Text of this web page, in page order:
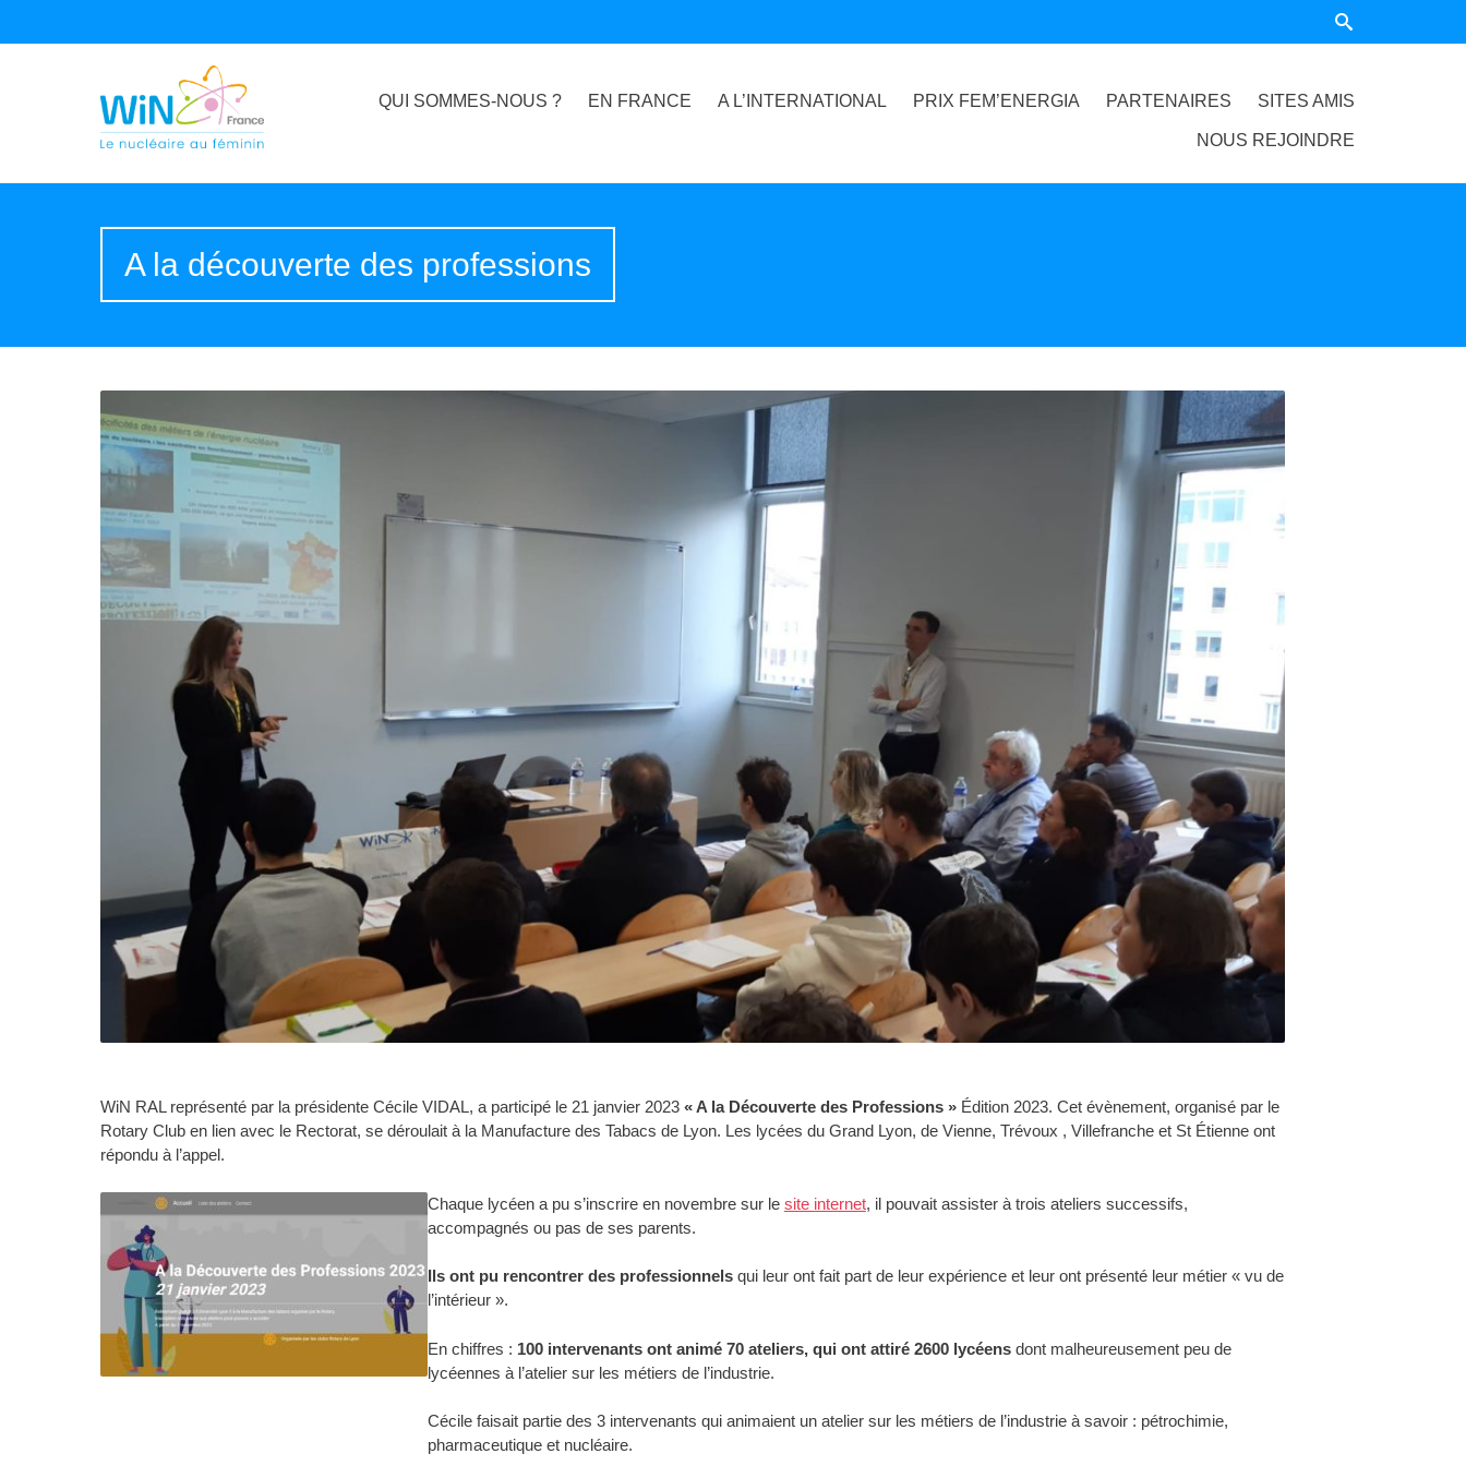
QUI SOMMES-NOUS ? EN FRANCE A L’INTERNATIONAL PRIX FEM’ENERGIA PARTENAIRES SITES AMIS
NOUS REJOINDRE
A la découverte des professions
WiN RAL représenté par la présidente Cécile VIDAL, a participé le 21 janvier 2023 « A la Découverte des Professions »Édition 2023. Cet évènement, organisé par le
Rotary Club en lien avec le Rectorat, se déroulait à la Manufacture des Tabacs de Lyon. Les lycées du Grand Lyon, de Vienne, Trévoux , Villefranche et St Étienne ont
répondu à l’appel.
Chaque lycéen a pu s’inscrire en novembre sur le site internet, il pouvait assister à trois ateliers successifs,
accompagnés ou pas de ses parents.
Ils ont pu rencontrer des professionnels qui leur ont fait part de leur expérience et leur ont présenté leur métier « vu de
l’intérieur ».
En chiffres : 100 intervenants ont animé 70 ateliers, qui ont attiré 2600 lycéens dont malheureusement peu de
lycéennes à l’atelier sur les métiers de l’industrie.
Cécile faisait partie des 3 intervenants qui animaient un atelier sur les métiers de l’industrie à savoir : pétrochimie,
pharmaceutique et nucléaire.